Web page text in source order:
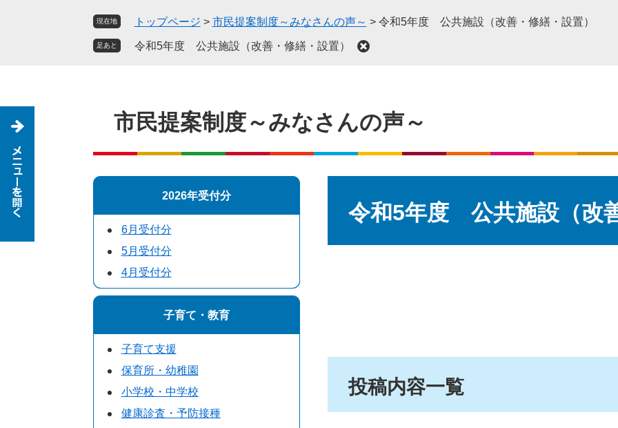
で
ば
現在地 トップページ > 市民提案制度～みなさんの声～ > 令和5年度 公共施設（改善・修繕・設置）
足あと 令和5年度 公共施設（改善・修繕・設置）
市民提案制度～みなさんの声～
令和5年度 公共施設（改
投稿内容一覧
2026年受付分
6月受付分
5月受付分
4月受付分
子育て・教育
子育て支援
保育所・幼稚園
小学校・中学校
健康診査・予防接種